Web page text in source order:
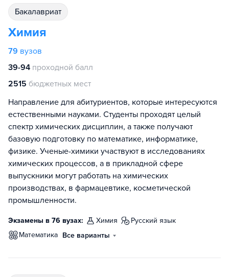
бакалавриат
Химия
79 вузов
39-94 проходной балл
2515 бюджетных мест
Направление для абитуриентов, которые интересуются
естественными науками. Студенты проходят целый
спектр химических дисциплин, а также получают
базовую подготовку по математике, информатике,
физике. Ученые-химики участвуют в исследованиях
химических процессов, а в прикладной сфере
выпускники могут работать на химических
производствах, в фармацевтике, косметической
промышленности.
Экзамены в 76 вузах: химия
русский язык
математика Все варианты